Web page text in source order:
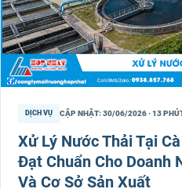
DỊCH VỤ CẬP NHẬT: 30/06/2026 · 13
Xử Lý Nước Thải Tại
Đạt Chuẩn Cho Doanh
Và Cơ Sở Sản Xuất